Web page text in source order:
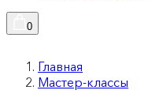
0
Главная
Мастер-классы